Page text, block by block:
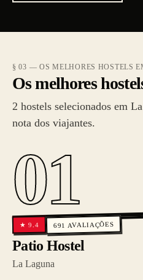
§ 03 — OS MELHORES HOSTELS
Os melhores
2 hostels selecionados em
nota dos viajantes.
01
★9.4 691 AVALIAÇÕES
Patio Hostel
La Laguna